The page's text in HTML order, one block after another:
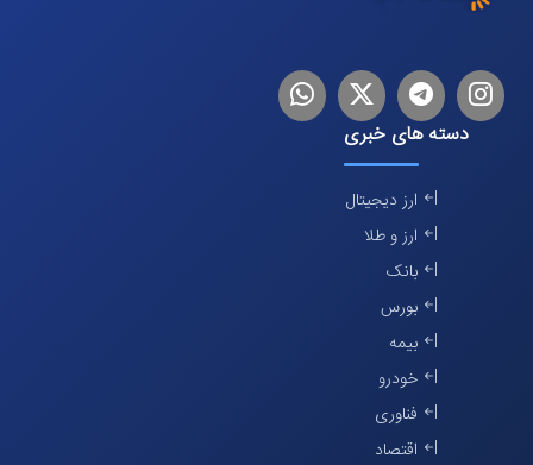
اینستاگرام
تلگرام توییترلینکدین
دسته های خبری
ارز دیجیتال
ارز و طلا
بانک
بورس
بیمه
خودرو
فناوری
اقتصاد